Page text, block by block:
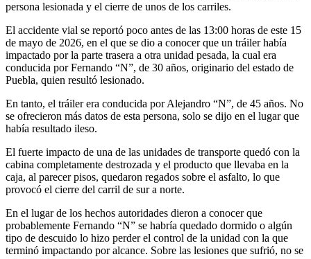
persona lesionada y el cierre de unos de los carriles.
El accidente vial se reportó poco antes de las 13:00 horas de este 15
de mayo de 2026, en el que se dio a conocer que un tráiler había
impactado por la parte trasera a otra unidad pesada, la cual era
conducida por Fernando “N”, de 30 años, originario del estado de
Puebla, quien resultó lesionado.
En tanto, el tráiler era conducida por Alejandro “N”, de 45 años. No
se ofrecieron más datos de esta persona, solo se dijo en el lugar que
había resultado ileso.
El fuerte impacto de una de las unidades de transporte quedó con la
cabina completamente destrozada y el producto que llevaba en la
caja, al parecer pisos, quedaron regados sobre el asfalto, lo que
provocó el cierre del carril de sur a norte.
En el lugar de los hechos autoridades dieron a conocer que
probablemente Fernando “N” se habría quedado dormido o algún
tipo de descuido lo hizo perder el control de la unidad con la que
terminó impactando por alcance. Sobre las lesiones que sufrió, no se